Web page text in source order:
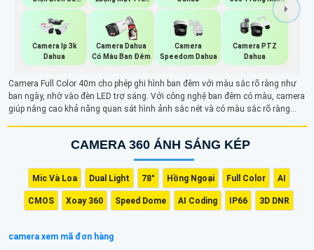
Dahua
Dahua
Dahua
Camera Ip 3k
Dahua
Camera Dahua
Có Màu Ban Đêm
Camera
Speedom Dahua
Camera PTZ
Dahua
Camera Full Color 40m cho phép ghi hình ban đêm với màu sắc rõ ràng như
ban ngày, nhờ vào đèn LED trợ sáng. Với công nghệ ban đêm có màu, camera
giúp nâng cao khả năng quan sát hình ảnh sắc nét và có màu sắc rõ ràng
CAMERA 360 ÁNH SÁNG KÉP
Mic Và Loa Dual Light 78° Hồng Ngoại Full Color AI
CMOS Xoay 360 Speed Dome AI Coding IP66 3D DNR
camera xem mã đơn hàng